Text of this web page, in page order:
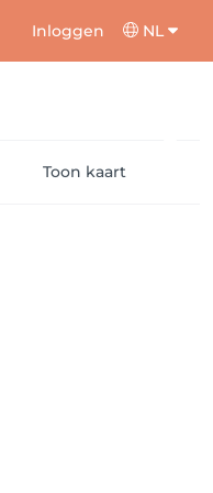
Inloggen NL
Toon kaart